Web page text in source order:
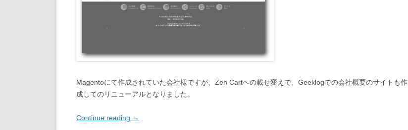
Magentoにて作成されていた会社様ですが、Zen Cartへの載せ変えで、Geeklogでの会社概要のサイトも作
成してのリニューアルとなりました。
Continue reading →